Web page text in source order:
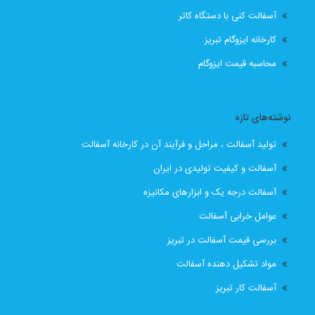
قیمت انواع ایزوگام در تبریز
قیمت ایزوگام آذربام حفاظ
قیمت ایزوگام تبریز
قیمت بهترین ایزوگام
لیست قیمت ایزوگام تبریز
لیست قیمت ایزوگام در تبریز
نصب رایگان
نصب رایگان ایزوگام در تبریز
آسفالت کنی با دستگاه کاتر
کارخانه ایزوگام تبریز
محاسبه قیمت ایزوگام
نوشته‌های تازه
تولید آسفالت ، مراحل و فرآیند آن در کارخانه آسفالت
آسفالت و کیفیت تولیدی در ایران
آسفالت درجه یک و ابزارهای مکانیزه
عوامل خرابی آسفالت
بررسی قیمت آسفالت در تبریز
مواد تشکیل دهنده آسفالت
آسفالت کار تبریز